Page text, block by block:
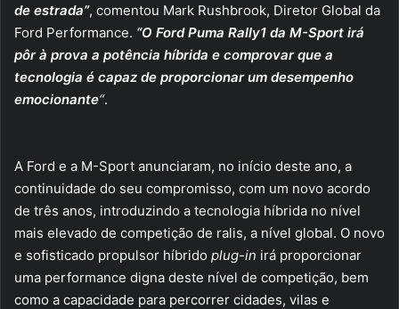
de estrada”, comentou Mark Rushbrook, Diretor Global da
Ford Performance. “O Ford Puma Rally1 da M-Sport irá
pôr à prova a potência híbrida e comprovar que a
tecnologia é capaz de proporcionar um desempenho
emocionante“.
A Ford e a M-Sport anunciaram, no início deste ano, a
continuidade do seu compromisso, com um novo acordo
de três anos, introduzindo a tecnologia híbrida no nível
mais elevado de competição de ralis, a nível global. O novo
e sofisticado propulsor híbrido plug-in irá proporcionar
uma performance digna deste nível de competição, bem
como a capacidade para percorrer cidades, vilas e